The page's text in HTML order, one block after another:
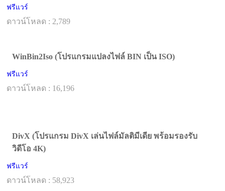
ฟรีแวร์
ดาวน์โหลด : 2,789
WinBin2Iso (โปรแกรมแปลงไฟล์ BIN เป็น ISO)
ฟรีแวร์
ดาวน์โหลด : 16,196
DivX (โปรแกรม DivX เล่นไฟล์มัลติมีเดีย พร้อมรองรับ
วิดีโอ 4K)
ฟรีแวร์
ดาวน์โหลด : 58,923